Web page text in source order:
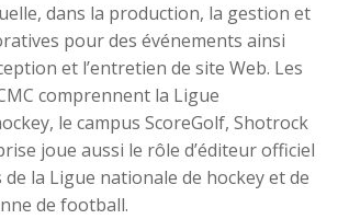
dans la production, la gestion et
pour des événements ainsi
et l’entretien de site Web. Les
comprennent la Ligue
le campus ScoreGolf, Shotrock
joue aussi le rôle d’éditeur officiel
la Ligue nationale de hockey et de
de football.